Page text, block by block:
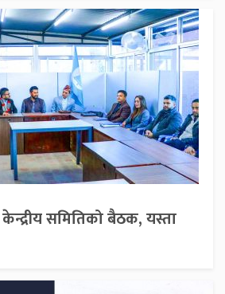
समितिको बैठक, यस्ता